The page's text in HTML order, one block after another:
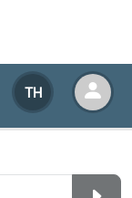
TH
าน